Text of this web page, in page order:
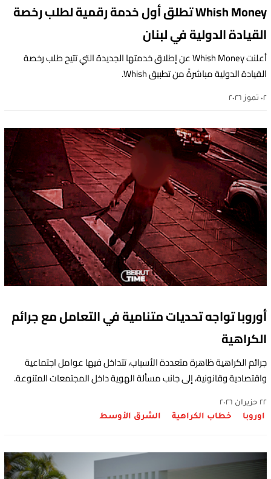
Whish Money تطلق أول خدمة رقمية لطلب رخصة
القيادة الدولية في لبنان
أعلنت Whish Money عن إطلاق خدمتها الجديدة التي تتيح طلب رخصة
القيادة الدولية مباشرةً من تطبيق Whish.
٠٢ تموز ٢٠٢٦
أوروبا تواجه تحديات متنامية في التعامل مع جرائم
الكراهية
جرائم الكراهية ظاهرة متعددة الأسباب، تتداخل فيها عوامل اجتماعية
واقتصادية وقانونية، إلى جانب مسألة الهوية داخل المجتمعات المتنوعة.
٢٢ حزيران ٢٠٢٦
اوروبا خطاب الكراهية الشرق الأوسط